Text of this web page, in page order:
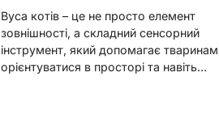
Вуса котів – це не просто елемент
зовнішності, а складний сенсорний
інструмент, який допомагає тваринам
орієнтуватися в просторі та навіть…